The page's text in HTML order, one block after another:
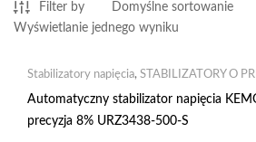
Filter by
Wyświetlanie jednego wyniku
Stabilizatory napięcia, STABILIZATORY O
zasilania
Automatyczny stabilizator napięcia KEMOT SER-500-S ,
precyzja 8% URZ3438-500-S